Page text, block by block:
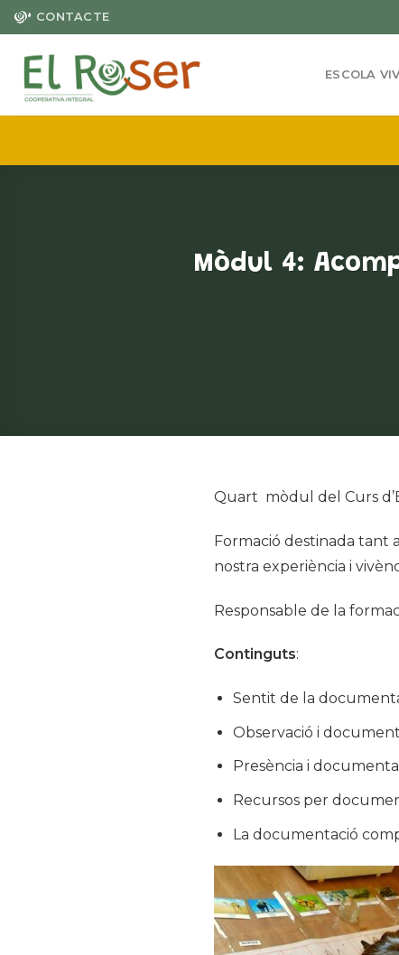
Skip
to
content
CONTACTE
ESCOLA
Mòdul 4:
Quart mòdul del Curs
Formació destinada tant
nostra experiència i
Responsable de la
Continguts:
Sentit de la
Observació i
Presència i
Recursos per
La documentació